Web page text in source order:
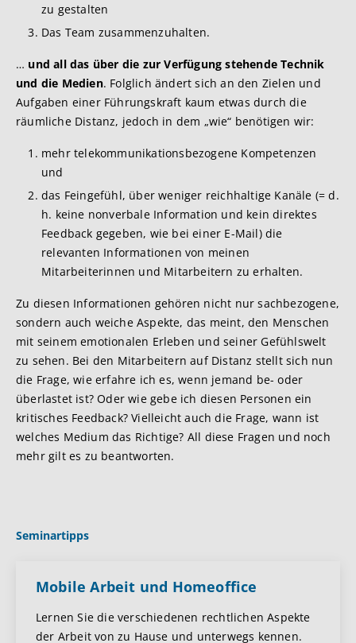
zu gestalten
Das Team zusammenzuhalten.
… und all das über die zur Verfügung stehende Technik
und die Medien. Folglich ändert sich an den Zielen und
Aufgaben einer Führungskraft kaum etwas durch die
räumliche Distanz, jedoch in dem „wie“ benötigen wir:
mehr telekommunikationsbezogene Kompetenzen
und
das Feingefühl, über weniger reichhaltige Kanäle (= d.
h. keine nonverbale Information und kein direktes
Feedback gegeben, wie bei einer E-Mail) die
relevanten Informationen von meinen
Mitarbeiterinnen und Mitarbeitern zu erhalten.
Zu diesen Informationen gehören nicht nur sachbezogene,
sondern auch weiche Aspekte, das meint, den Menschen
mit seinem emotionalen Erleben und seiner Gefühlswelt
zu sehen. Bei den Mitarbeitern auf Distanz stellt sich nun
die Frage, wie erfahre ich es, wenn jemand be- oder
überlastet ist? Oder wie gebe ich diesen Personen ein
kritisches Feedback? Vielleicht auch die Frage, wann ist
welches Medium das Richtige? All diese Fragen und noch
mehr gilt es zu beantworten.
Seminartipps
Mobile Arbeit und Homeoffice
Lernen Sie die verschiedenen rechtlichen Aspekte
der Arbeit von zu Hause und unterwegs kennen.